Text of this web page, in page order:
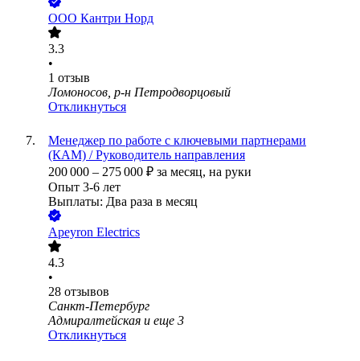
ООО Кантри Норд
3.3
•
1 отзыв
Ломоносов, р-н Петродворцовый
Откликнуться
Менеджер по работе с ключевыми партнерами
(КАМ) / Руководитель направления
200 000 – 275 000 ₽ за месяц, на руки
Опыт 3-6 лет
Выплаты: Два раза в месяц
Apeyron Electrics
4.3
•
28 отзывов
Санкт-Петербург
Адмиралтейская и еще 3
Откликнуться